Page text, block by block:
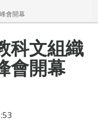
會開幕
科文組織
會開幕